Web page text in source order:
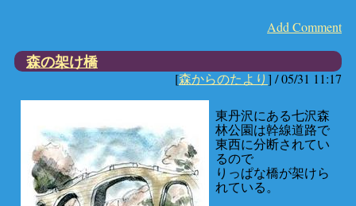
Add Comment
森の架け橋
[森からのたより] /05/31 11:17
東丹沢にある七沢森
林公園は幹線道路で
東西に分断されてい
るので
りっぱな橋が架けら
れている。